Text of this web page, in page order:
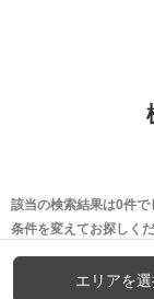
該当の検索結果は0件で
条件を変えてお探しくだ
エリアを選